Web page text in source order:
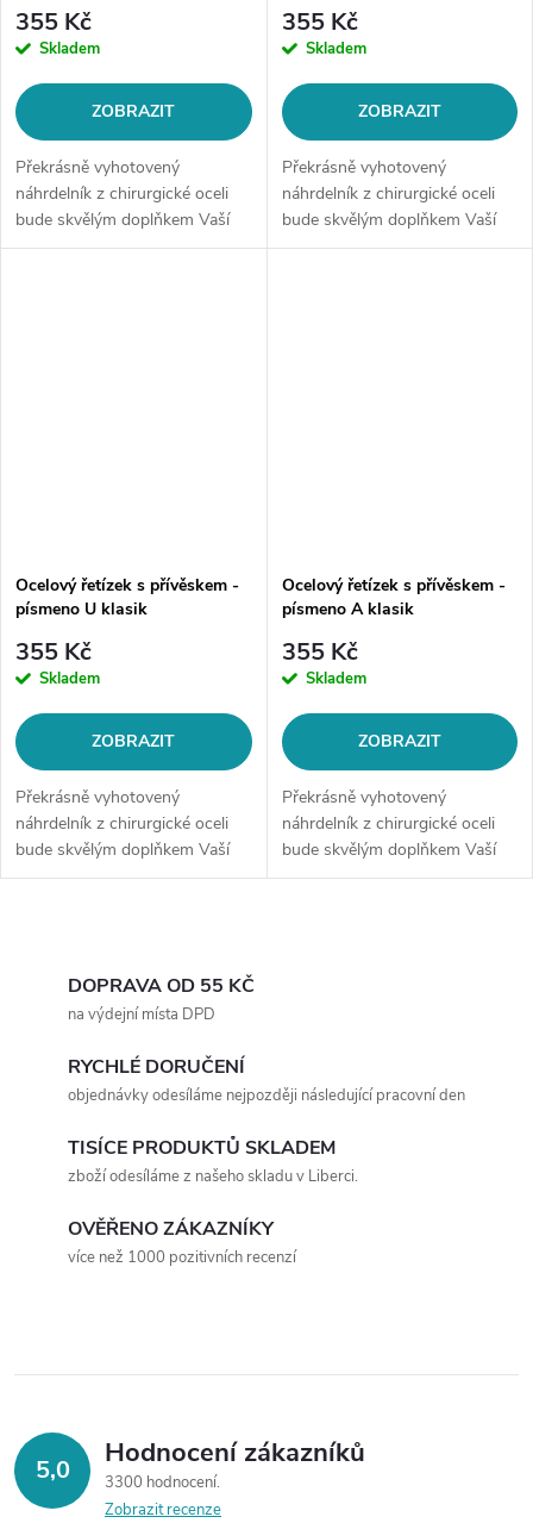
355 Kč
Skladem
ZOBRAZIT
Překrásně vyhotovený
náhrdelník z chirurgické oceli
bude skvělým doplňkem Vaší
kolekce šperků. Materiál:
355 Kč
Skladem
ZOBRAZIT
Překrásně vyhotovený
náhrdelník z chirurgické oceli
bude skvělým doplňkem Vaší
kolekce šperků. Materiál:
Ocelový řetízek s přívěskem -
písmeno U klasik
355 Kč
Skladem
ZOBRAZIT
Překrásně vyhotovený
náhrdelník z chirurgické oceli
bude skvělým doplňkem Vaší
kolekce šperků. Materiál:
Ocelový řetízek s přívěskem -
písmeno A klasik
355 Kč
Skladem
ZOBRAZIT
Překrásně vyhotovený
náhrdelník z chirurgické oceli
bude skvělým doplňkem Vaší
kolekce šperků. Materiál:
r
v
k
DOPRAVA OD 55 KČ
na výdejní místa DPD
RYCHLÉ DORUČENÍ
objednávky odesíláme nejpozději následující pracovní den
TISÍCE PRODUKTŮ SKLADEM
zboží odesíláme z našeho skladu v Liberci.
OVĚŘENO ZÁKAZNÍKY
více než 1000 pozitivních recenzí
5,0 Hodnocení zákazníků
3300 hodnocení
Zobrazit recenze